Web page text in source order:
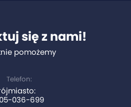
się z nami!
pomożemy
Telefon:
036-699